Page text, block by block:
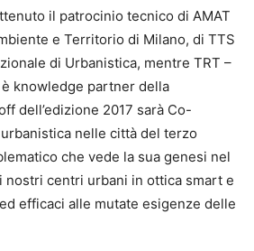
il patrocinio tecnico di AMAT
e Territorio di Milano, di TTS
di Urbanistica, mentre TRT –
knowledge partner della
dell’edizione 2017 sarà Co-
nelle città del terzo
che vede la sua genesi nel
nostri centri urbani in ottica smart e
efficaci alle mutate esigenze delle